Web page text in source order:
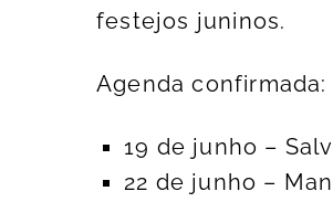
festejos juninos.
Agenda confirmada:
19 de junho –
22 de junho –